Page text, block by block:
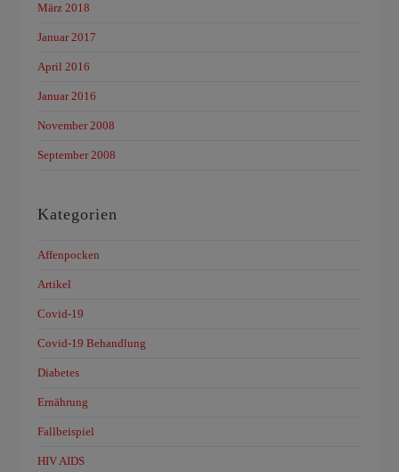
März 2018
Januar 2017
April 2016
Januar 2016
November 2008
September 2008
Kategorien
Affenpocken
Artikel
Covid-19
Covid-19 Behandlung
Diabetes
Ernährung
Fallbeispiel
HIV AIDS